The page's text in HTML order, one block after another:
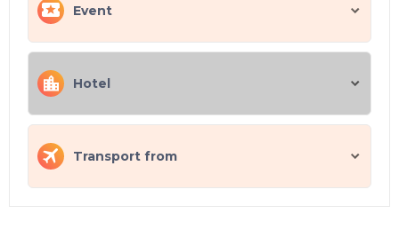
Event
Hotel
Transport from